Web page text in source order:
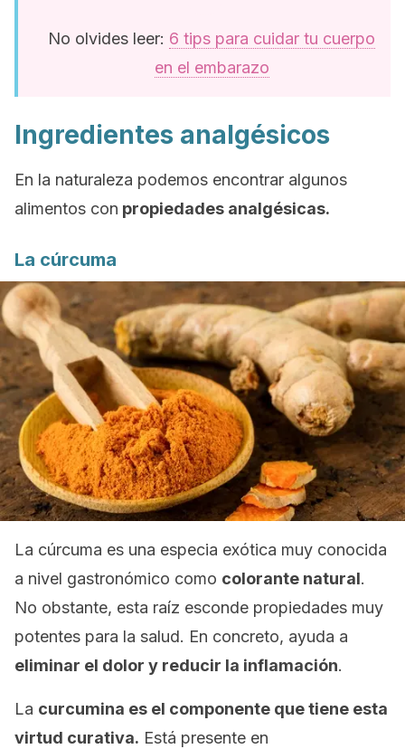
No olvides leer: 6 tips para cuidar tu cuerpo
en el embarazo
Ingredientes analgésicos
En la naturaleza podemos encontrar algunos
alimentos con propiedades analgésicas.
La cúrcuma
La cúrcuma es una especia exótica muy conocida
a nivel gastronómico como colorante natural.
No obstante, esta raíz esconde propiedades muy
potentes para la salud. En concreto, ayuda a
eliminar el dolor y reducir la inflamación.
La curcumina es el componente que tiene esta
virtud curativa. Está presente en